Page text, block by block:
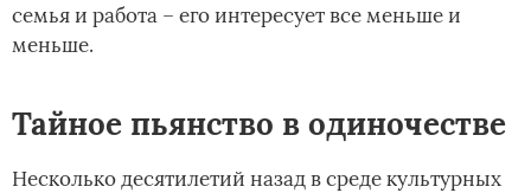
семья и работа – его интересует все меньше и
меньше.
Тайное пьянство в одиночестве
Несколько десятилетий назад в среде культурных